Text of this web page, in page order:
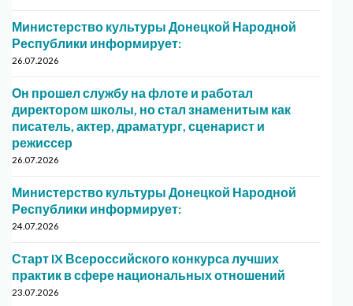
Министерство культуры Донецкой Народной
Республики информирует:
26.07.2026
Он прошел службу на флоте и работал
директором школы, но стал знаменитым как
писатель, актер, драматург, сценарист и
режиссер
26.07.2026
Министерство культуры Донецкой Народной
Республики информирует:
24.07.2026
Старт IX Всероссийского конкурса лучших
практик в сфере национальных отношений
23.07.2026